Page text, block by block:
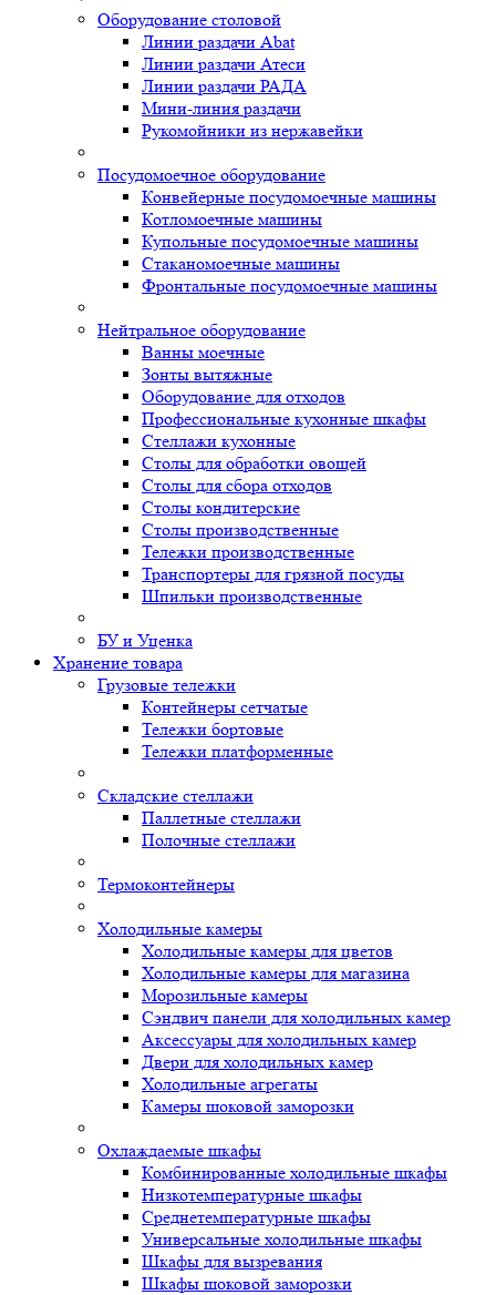
Оборудование столовой
Линии раздачи Abat
Линии раздачи Атеси
Линии раздачи РАДА
Мини-линия раздачи
Рукомойники из нержавейки
Посудомоечное оборудование
Конвейерные посудомоечные машины
Котломоечные машины
Купольные посудомоечные машины
Стаканомоечные машины
Фронтальные посудомоечные машины
Нейтральное оборудование
Ванны моечные
Зонты вытяжные
Оборудование для отходов
Профессиональные кухонные шкафы
Стеллажи кухонные
Столы для обработки овощей
Столы для сбора отходов
Столы кондитерские
Столы производственные
Тележки производственные
Транспортеры для грязной посуды
Шпильки производственные
БУ и Уценка
Хранение товара
Грузовые тележки
Контейнеры сетчатые
Тележки бортовые
Тележки платформенные
Складские стеллажи
Паллетные стеллажи
Полочные стеллажи
Термоконтейнеры
Холодильные камеры
Холодильные камеры для цветов
Холодильные камеры для магазина
Морозильные камеры
Сэндвич панели для холодильных камер
Аксессуары для холодильных камер
Двери для холодильных камер
Холодильные агрегаты
Камеры шоковой заморозки
Охлаждаемые шкафы
Комбинированные холодильные шкафы
Низкотемпературные шкафы
Среднетемпературные шкафы
Универсальные холодильные шкафы
Шкафы для вызревания
Шкафы шоковой заморозки